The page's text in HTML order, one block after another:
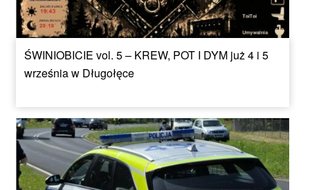
ŚWINIOBICIE vol. 5 – KREW, POT I DYM już 4 i 5
września w Długołęce